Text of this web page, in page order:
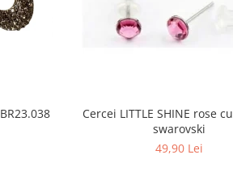
Brosa CAMELIA tip ac 4x10 cm BR23.038
Cercei LITTLE SHINE rose
swarovski
49,90 Lei